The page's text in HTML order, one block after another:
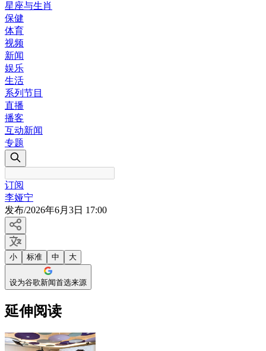
星座与生肖
保健
体育
视频
新闻
娱乐
生活
系列节目
直播
播客
互动新闻
专题
订阅
李娅宁
发布/2026年6月3日 17:00
小 标准 中 大
设为谷歌新闻首选来源
延伸阅读